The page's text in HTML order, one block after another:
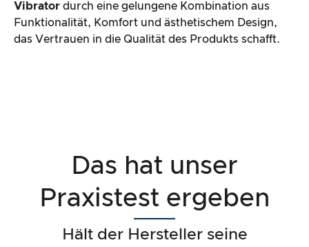
Vibrator durch eine gelungene Kombination aus
Funktionalität, Komfort und ästhetischem Design,
das Vertrauen in die Qualität des Produkts schafft.
Das hat unser
Praxistest ergeben
Hält der Hersteller seine